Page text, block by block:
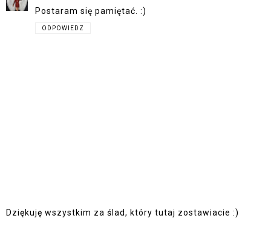
Postaram się pamiętać. :)
ODPOWIEDZ
Dziękuję wszystkim za ślad, który tutaj zostawiacie :)